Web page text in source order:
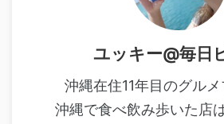
ユッキー@毎日
沖縄在住11年目のグルメ
沖縄で食べ飲み歩いた店